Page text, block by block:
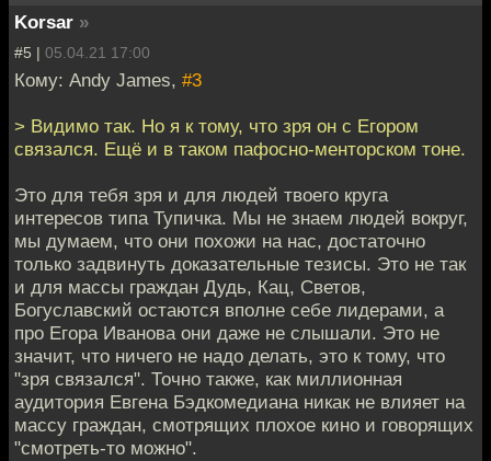
Korsar »
#5 | 05.04.21 17:00
Кому: Andy James, #3
> Видимо так. Но я к тому, что зря он с Егором
связался. Ещё и в таком пафосно-менторском тоне.
Это для тебя зря и для людей твоего круга
интересов типа Тупичка. Мы не знаем людей вокруг,
мы думаем, что они похожи на нас, достаточно
только задвинуть доказательные тезисы. Это не так
и для массы граждан Дудь, Кац, Светов,
Богуславский остаются вполне себе лидерами, а
про Егора Иванова они даже не слышали. Это не
значит, что ничего не надо делать, это к тому, что
"зря связался". Точно также, как миллионная
аудитория Евгена Бэдкомедиана никак не влияет на
массу граждан, смотрящих плохое кино и говорящих
"смотреть-то можно".